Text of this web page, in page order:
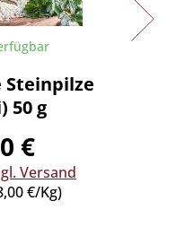
Steinpilze
50 g
€
Versand
€/Kg)